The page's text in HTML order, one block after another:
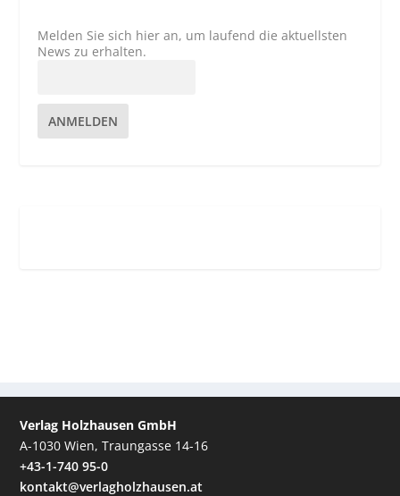
Melden Sie sich hier an, um laufend die aktuellsten
News zu erhalten.
ANMELDEN
Verlag Holzhausen GmbH
A-1030 Wien, Traungasse 14-16
+43-1-740 95-0
kontakt@verlagholzhausen.at